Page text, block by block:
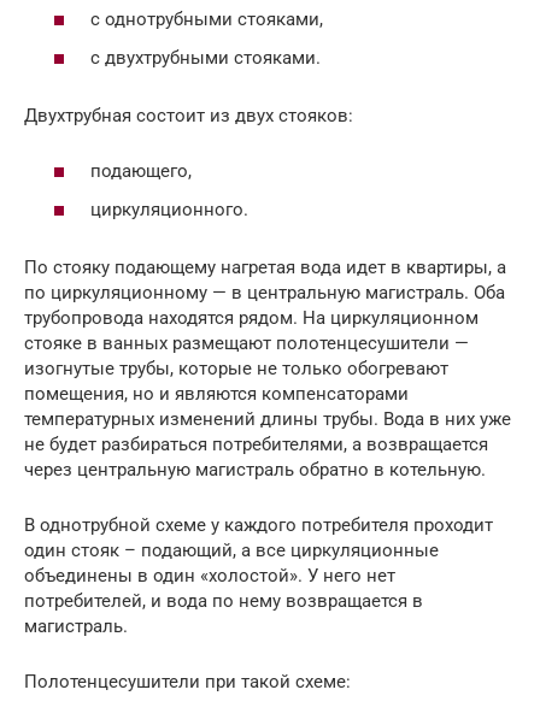
с однотрубными стояками,
с двухтрубными стояками.
Двухтрубная состоит из двух стояков:
подающего,
циркуляционного.
По стояку подающему нагретая вода идет в квартиры, а
по циркуляционному — в центральную магистраль. Оба
трубопровода находятся рядом. На циркуляционном
стояке в ванных размещают полотенцесушители —
изогнутые трубы, которые не только обогревают
помещения, но и являются компенсаторами
температурных изменений длины трубы. Вода в них уже
не будет разбираться потребителями, а возвращается
через центральную магистраль обратно в котельную.
В однотрубной схеме у каждого потребителя проходит
один стояк – подающий, а все циркуляционные
объединены в один «холостой». У него нет
потребителей, и вода по нему возвращается в
магистраль.
Полотенцесушители при такой схеме: